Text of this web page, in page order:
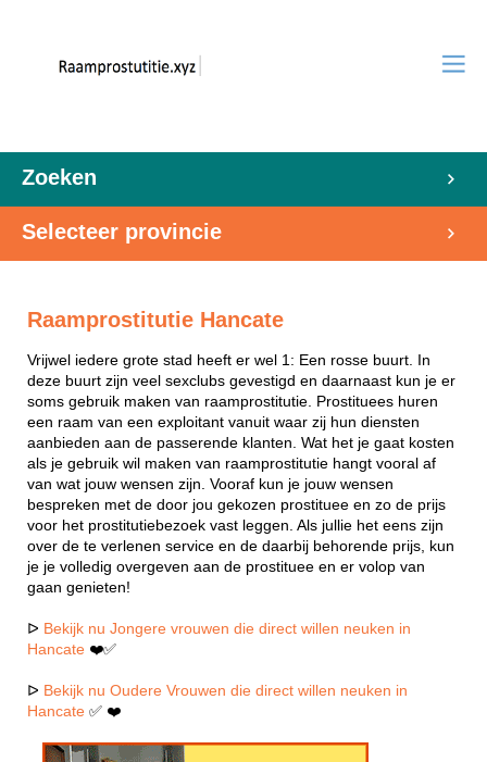
Zoeken
Selecteer provincie
Raamprostitutie Hancate
Vrijwel iedere grote stad heeft er wel 1: Een rosse buurt. In
deze buurt zijn veel sexclubs gevestigd en daarnaast kun je er
soms gebruik maken van raamprostitutie. Prostituees huren
een raam van een exploitant vanuit waar zij hun diensten
aanbieden aan de passerende klanten. Wat het je gaat kosten
als je gebruik wil maken van raamprostitutie hangt vooral af
van wat jouw wensen zijn. Vooraf kun je jouw wensen
bespreken met de door jou gekozen prostituee en zo de prijs
voor het prostitutiebezoek vast leggen. Als jullie het eens zijn
over de te verlenen service en de daarbij behorende prijs, kun
je je volledig overgeven aan de prostituee en er volop van
gaan genieten!
ᐅ Bekijk nu Jongere vrouwen die direct willen neuken in
Hancate ❤️✅
ᐅ Bekijk nu Oudere Vrouwen die direct willen neuken in
Hancate ✅ ❤️